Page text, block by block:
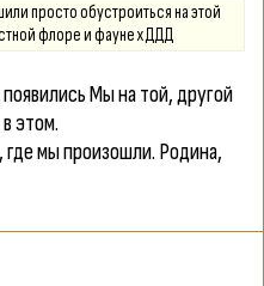
просто обустроиться на этой
флоре и фауне хДДД
Мы на той, другой
этом.
где мы произошли. Родина,